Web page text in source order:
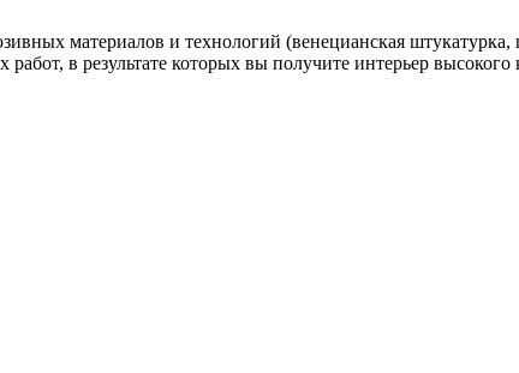
материалов и технологий (венецианская
в результате которых вы получите интерьер высокого